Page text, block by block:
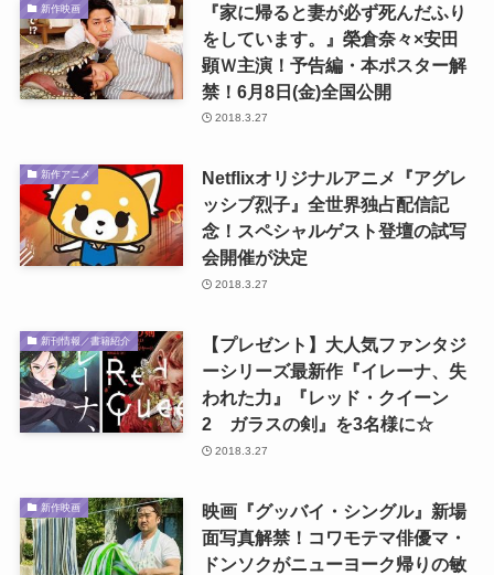
新作映画
『家に帰ると妻が必ず死んだふり
をしています。』榮倉奈々×安田
顕Ｗ主演！予告編・本ポスター解
禁！6月8日(金)全国公開
2018.3.27
新作アニメ
Netflixオリジナルアニメ『アグレ
ッシブ烈子』全世界独占配信記
念！スペシャルゲスト登壇の試写
会開催が決定
2018.3.27
新刊情報／書籍紹介
【プレゼント】大人気ファンタジ
ーシリーズ最新作『イレーナ、失
われた力』『レッド・クイーン
2 ガラスの剣』を3名様に☆
2018.3.27
新作映画
映画『グッバイ・シングル』新場
面写真解禁！コワモテマ俳優マ・
ドンソクがニューヨーク帰りの敏